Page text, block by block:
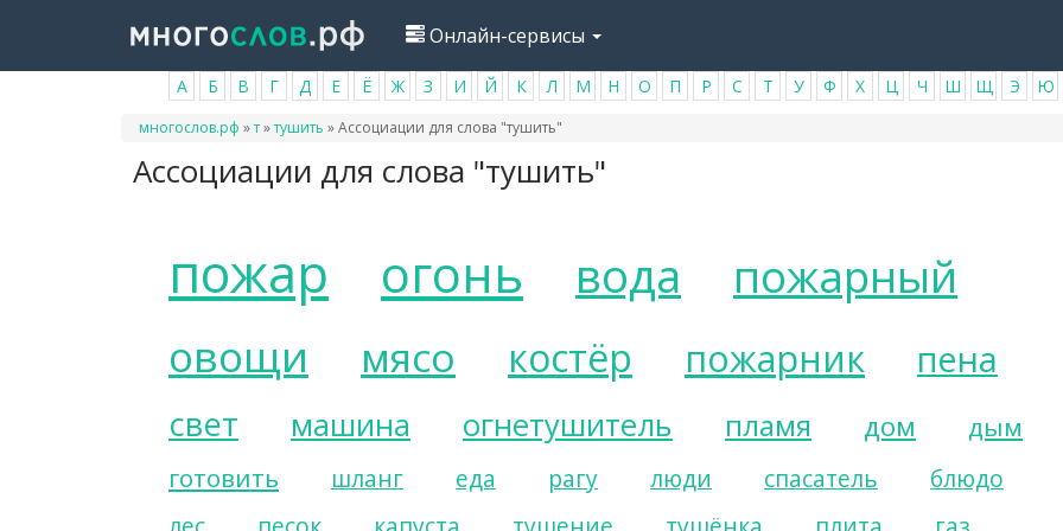
основному
Онлайн-сервисы
А Б В Г Д Е Ё Ж З И Й К Л М Н О П Р С Т У Ф Х Ц Ч Ш Щ Э Ю
Вы
многослов.рф »т»тушить »Ассоциации для слова "тушить"
Ассоциации для слова "тушить"
пожар огонь вода пожарный
овощи мясо костёр пожарник пена
свет машина огнетушитель пламя дом
дым
готовить
шланг еда рагу люди спасатель
блюдо